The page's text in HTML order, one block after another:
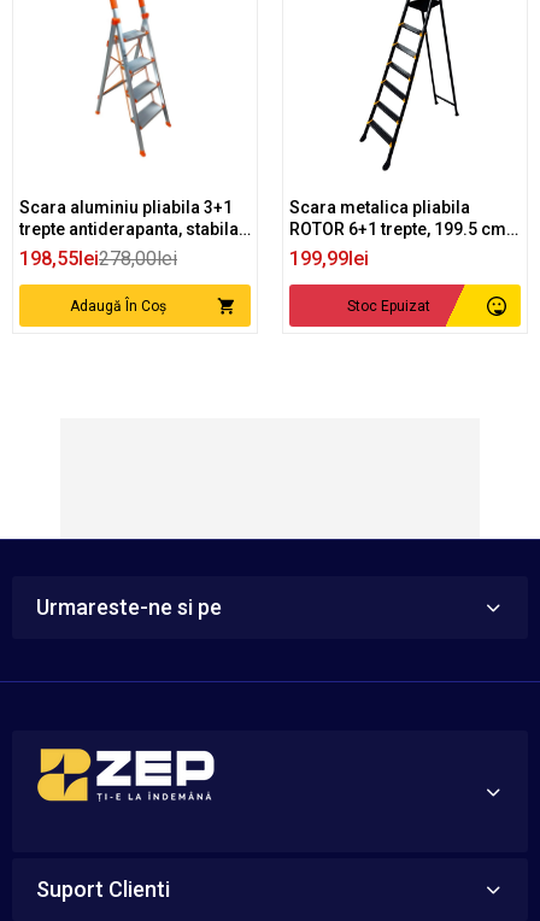
Scara aluminiu pliabila 3+1
trepte antiderapanta, stabila,
pentru casa si gradina
198,55lei278,00lei
Adaugă În Coș
Scara metalica pliabila
ROTOR 6+1 trepte, 199.5 cm,
150 kg, platforma
superioara, antiderapanta
199,99lei
Stoc Epuizat
Urmareste-ne si pe
Suport Clienti